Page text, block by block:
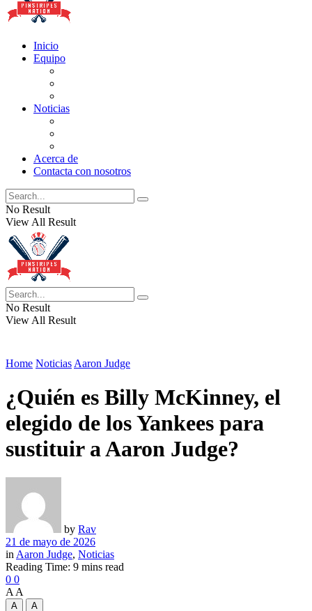
Inicio
Equipo
Noticias
Acerca de
Contacta con nosotros
No Result
View All Result
No Result
View All Result
Home Noticias Aaron Judge
¿Quién es Billy McKinney, el
elegido de los Yankees para
sustituir a Aaron Judge?
by Rav
21 de mayo de 2026
in Aaron Judge, Noticias
Reading Time: 9 mins read
0 0
A A
A
A